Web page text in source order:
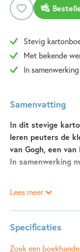
Stevig
Met bekende
In
Samenvatting
In dit stevige
leren peuters de
van Gogh, een
In samenwerking
Wat is er leuker dan
met zeven kleuren
herkenbare
bijzondere manier
Lees meer
Specificaties
Leeftijdsindicatie:
Zoek een